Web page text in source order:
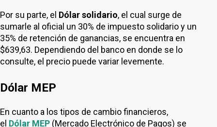
Por su parte, el Dólar solidario, el cual surge de
sumarle al oficial un 30% de impuesto solidario y un
35% de retención de ganancias, se encuentra en
$639,63. Dependiendo del banco en donde se lo
consulte, el precio puede variar levemente.
Dólar MEP
En cuanto a los tipos de cambio financieros,
el Dólar MEP (Mercado Electrónico de Pagos) se